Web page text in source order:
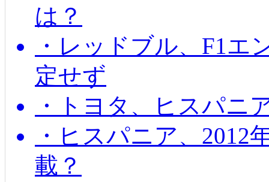
は？
・レッドブル、F1エ
定せず
・トヨタ、ヒスパニ
・ヒスパニア、2012
載？